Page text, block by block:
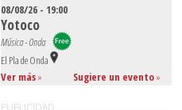
08/08/26 - 19:00
Yotoco
Música - Onda
El Pla de Onda
Ver más» Sugiere un evento»
PUBLICIDAD